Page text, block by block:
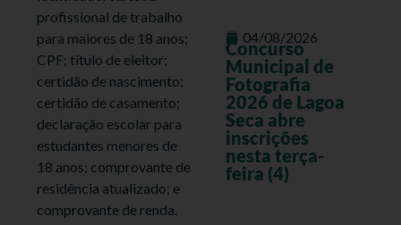
profissional de trabalho
para maiores de 18 anos;
CPF; título de eleitor;
certidão de nascimento;
certidão de casamento;
declaração escolar para
estudantes menores de
18 anos; comprovante de
residência atualizado; e
comprovante de renda.
04/08/2026
Concurso
Municipal de
Fotografia
2026 de Lagoa
Seca abre
inscrições
nesta terça-
feira (4)